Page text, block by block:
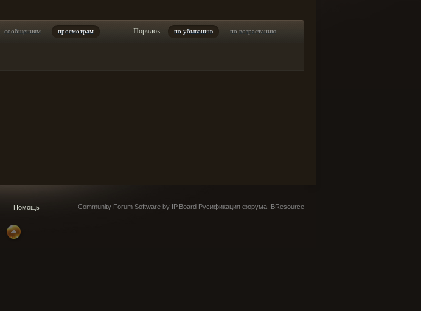
сообщениям просмотрам Порядок по убыванию по возрастанию
Помощь Community Forum Software by IP.Board Русификация форума IBResource